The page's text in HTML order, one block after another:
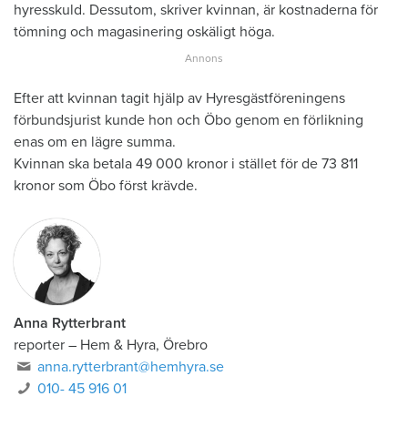
hyresskuld. Dessutom, skriver kvinnan, är kostnaderna för
tömning och magasinering oskäligt höga.
Efter att kvinnan tagit hjälp av Hyresgästföreningens
förbundsjurist kunde hon och Öbo genom en förlikning
enas om en lägre summa.
Kvinnan ska betala 49 000 kronor i stället för de 73 811
kronor som Öbo först krävde.
Anna Rytterbrant
reporter – Hem & Hyra, Örebro
anna.rytterbrant@hemhyra.se
010- 45 916 01